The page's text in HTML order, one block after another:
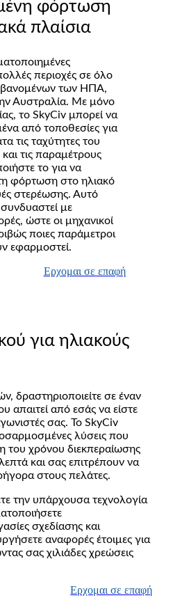
φόρτωση
πλαίσια
περιοχές σε όλο
των ΗΠΑ,
Αυστραλία. Με μόνο
το SkyCiv μπορεί να
από τοποθεσίες για
τις ταχύτητες του
τις παραμέτρους
το για να
φόρτωση στο ηλιακό
στερέωσης. Αυτό
με
ώστε οι μηχανικοί
ποιες παράμετροι
εφαρμοστεί.
Ερχομαι σε επαφή
για ηλιακούς
δραστηριοποιείτε σε έναν
απαιτεί από εσάς να είστε
σας. Το SkyCiv
λύσεις που
χρόνου διεκπεραίωσης
και σας επιτρέπουν να
στους πελάτες.
την υπάρχουσα τεχνολογία
σχεδίασης και
αναφορές έτοιμες για
σας χιλιάδες χρεώσεις
Ερχομαι σε επαφή